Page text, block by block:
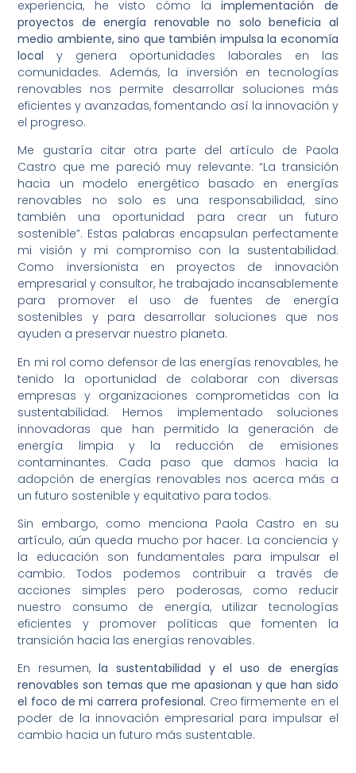
experiencia, he visto cómo laimplementación de
proyectos de energía renovable no solo beneficia al
medio ambiente, sino que también impulsa la economía
local y genera oportunidades laborales en las
comunidades. Además, la inversión en tecnologías
renovables nos permite desarrollar soluciones más
eficientes y avanzadas, fomentando así la innovación y
el progreso.
Me gustaría citar otra parte del artículo de Paola
Castro que me pareció muy relevante: “La transición
hacia un modelo energético basado en energías
renovables no solo es una responsabilidad, sino
también una oportunidad para crear un futuro
sostenible”. Estas palabras encapsulan perfectamente
mi visión y mi compromiso con la sustentabilidad.
Como inversionista en proyectos de innovación
empresarial y consultor, he trabajado incansablemente
para promover el uso de fuentes de energía
sostenibles y para desarrollar soluciones que nos
ayuden a preservar nuestro planeta.
En mi rol como defensor de las energías renovables, he
tenido la oportunidad de colaborar con diversas
empresas y organizaciones comprometidas con la
sustentabilidad. Hemos implementado soluciones
innovadoras que han permitido la generación de
energía limpia y la reducción de emisiones
contaminantes. Cada paso que damos hacia la
adopción de energías renovables nos acerca más a
un futuro sostenible y equitativo para todos.
Sin embargo, como menciona Paola Castro en su
artículo, aún queda mucho por hacer. La conciencia y
la educación son fundamentales para impulsar el
cambio. Todos podemos contribuir a través de
acciones simples pero poderosas, como reducir
nuestro consumo de energía, utilizar tecnologías
eficientes y promover políticas que fomenten la
transición hacia las energías renovables.
En resumen, la sustentabilidad y el uso de energías
renovables son temas que me apasionan y que han sido
el foco de mi carrera profesional. Creo firmemente en el
poder de la innovación empresarial para impulsar el
cambio hacia un futuro más sustentable.